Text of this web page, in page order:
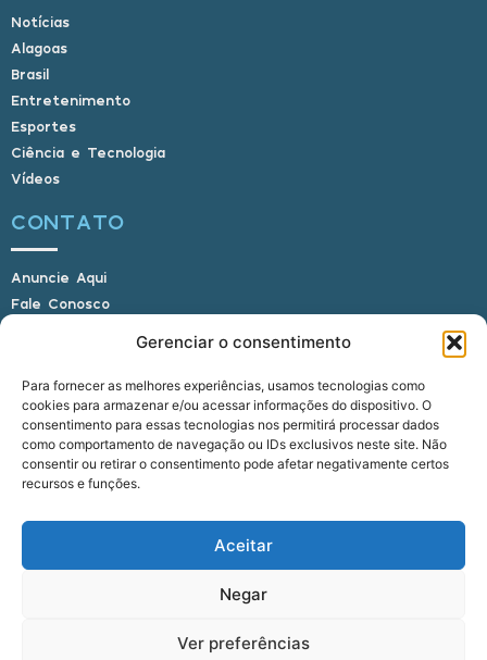
Gerenciar o consentimento
Para fornecer as melhores experiências, usamos tecnologias como
cookies para armazenar e/ou acessar informações do dispositivo. O
consentimento para essas tecnologias nos permitirá processar dados
como comportamento de navegação ou IDs exclusivos neste site. Não
consentir ou retirar o consentimento pode afetar negativamente certos
recursos e funções.
Aceitar
Negar
Ver preferências
Notícias
Alagoas
Brasil
Entretenimento
Esportes
Ciência e Tecnologia
Vídeos
CONTATO
Anuncie Aqui
Fale Conosco
E-mail: alagoasbrasilnoticias@gmail.com
Telefone: (82) 9 9691-0391 (Whatsapp)
Responsável Técnico: Crysthyan Carlos
Rua do Sau - Centro - Anadia - AL - CEP:
© 2022 - 2026 Alagoas Brasil Notícias. Todos os
direitos reservados.
fiveagência